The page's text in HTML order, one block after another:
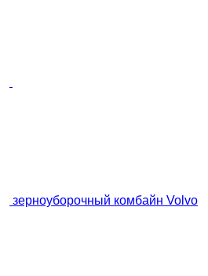
зерноуборочный комбайн Volvo